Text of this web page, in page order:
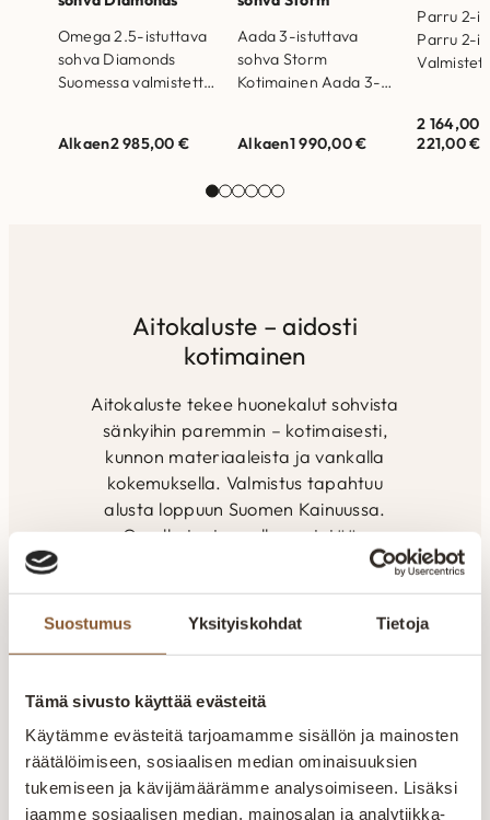
Suostumus Yksityiskohdat Tietoja
Tämä sivusto käyttää evästeitä
Käytämme evästeitä tarjoamamme sisällön ja mainosten
räätälöimiseen, sosiaalisen median ominaisuuksien
tukemiseen ja kävijämäärämme analysoimiseen. Lisäksi
jaamme sosiaalisen median, mainosalan ja analytiikka-
Omega 2.5-istuttava
sohva Diamonds
Suomessa valmistettu
istuin- ja selkätyynyt.
Alkaen2 985,00€
Aada 3-istuttava
sohva Storm
Kotimainen Aada 3-
Runkorakenne on
massiivipuusta ja
Alkaen1 990,00€
Parru 2-
Parru 2-
Loft tai
2 164,00
221,00€
Aitokaluste – aidosti
kotimainen
Aitokaluste tekee huonekalut sohvista
sänkyihin paremmin – kotimaisesti,
kunnon materiaaleista ja vankalla
kokemuksella. Valmistus tapahtuu
alusta loppuun Suomen Kainuussa.
Omalla tuotannolla pystytään
seuraamaan laatua ja varmistamaan
ammattitaidolla ja vuosien
kokemuksella pyritään kuuntelemaan
toiveiden mukaan. Yksilöllisesti- tilaan
huonekalut valmistetaan Kajaanin
tehtaalla. Aitokalusteelle myönnetty
Avainlippu-merkki kertoo Suomessa